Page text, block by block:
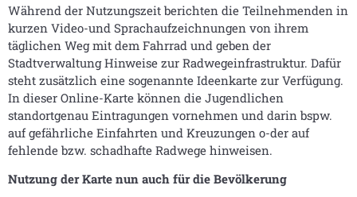
Während der Nutzungszeit berichten die Teilnehmenden in
kurzen Video-und Sprachaufzeichnungen von ihrem
täglichen Weg mit dem Fahrrad und geben der
Stadtverwaltung Hinweise zur Radwegeinfrastruktur. Dafür
steht zusätzlich eine sogenannte Ideenkarte zur Verfügung.
In dieser Online-Karte können die Jugendlichen
standortgenau Eintragungen vornehmen und darin bspw.
auf gefährliche Einfahrten und Kreuzungen o-der auf
fehlende bzw. schadhafte Radwege hinweisen.
Nutzung der Karte nun auch für die Bevölkerung